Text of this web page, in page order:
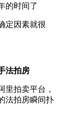
的时间了
定因素就很
法拍房
里拍卖平台，
法拍房瞬间扑